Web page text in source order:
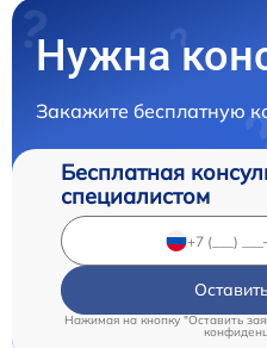
Нужна
Закажите бесплатную
Бесплатная
специалистом
Нажимая на кнопку "Оставить